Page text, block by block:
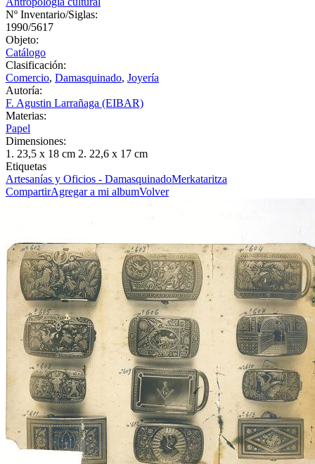
Nº Inventario/Siglas:
1990/5617
Objeto:
Catálogo
Clasificación:
Comercio, Damasquinado, Joyería
Autoría:
F. Agustin Larrañaga (EIBAR)
Materias:
Papel
Dimensiones:
1. 23,5 x 18 cm 2. 22,6 x 17 cm
Etiquetas
Artesanías y Oficios - DamasquinadoMerkataritza
CompartirAgregar a mi albumVolver